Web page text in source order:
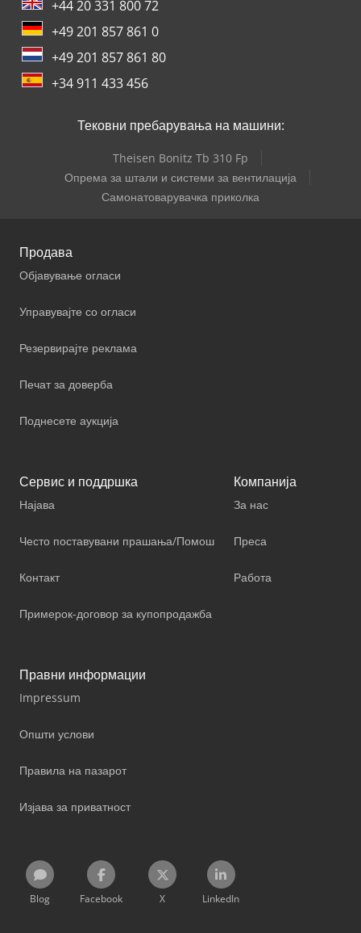
+44 20 331 800 72
+49 201 857 861 0
+49 201 857 861 80
+34 911 433 456
Тековни пребарувања на машини:
Theisen Bonitz Tb 310 Fp
Опрема за штали и системи за вентилација
Самонатоварувачка приколка
Продава
Објавување огласи
Управувајте со огласи
Резервирајте реклама
Печат за доверба
Поднесете аукција
Сервис и поддршка
Најава
Често поставувани прашања/Помош
Контакт
Примерок-договор за купопродажба
Компанија
За нас
Преса
Работа
Правни информации
Impressum
Општи услови
Правила на пазарот
Изјава за приватност
Blog Facebook X LinkedIn